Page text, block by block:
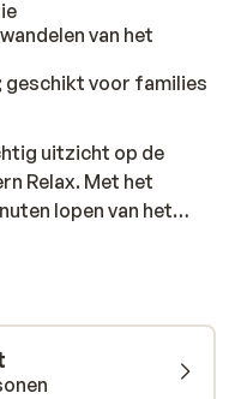
van het
geschikt voor families
uitzicht op de
Relax. Met het
lopen van het
voor een
accommodatie
bereiken. Eenmaal
beginnen. Het
2 badkamers,